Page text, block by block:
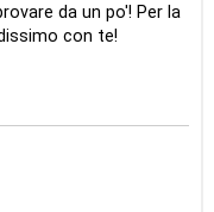
da un po'! Per la
con te!